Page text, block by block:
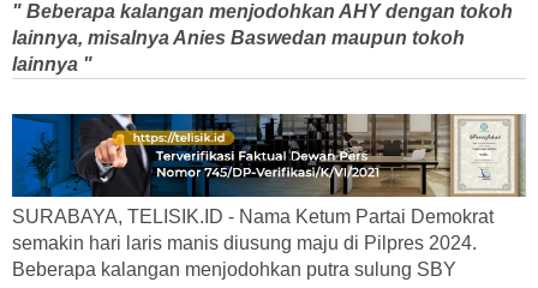
" Beberapa kalangan menjodohkan AHY dengan tokoh
lainnya, misalnya Anies Baswedan maupun tokoh
lainnya "
SURABAYA, TELISIK.ID - Nama Ketum Partai Demokrat
semakin hari laris manis diusung maju di Pilpres 2024.
Beberapa kalangan menjodohkan putra sulung SBY